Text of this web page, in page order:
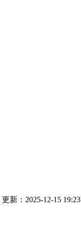
更新：2025-12-15 19:23